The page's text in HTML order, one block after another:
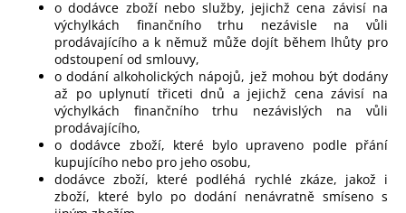
o dodávce zboží nebo služby, jejichž cena závisí na
výchylkách finančního trhu nezávisle na vůli
prodávajícího a k němuž může dojít během lhůty pro
odstoupení od smlouvy,
o dodání alkoholických nápojů, jež mohou být dodány
až po uplynutí třiceti dnů a jejichž cena závisí na
výchylkách finančního trhu nezávislých na vůli
prodávajícího,
o dodávce zboží, které bylo upraveno podle přání
kupujícího nebo pro jeho osobu,
dodávce zboží, které podléhá rychlé zkáze, jakož i
zboží, které bylo po dodání nenávratně smíseno s